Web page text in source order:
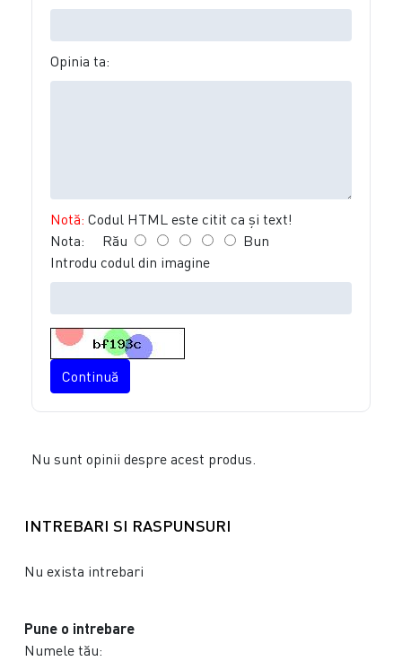
Opinia ta:
Notă: Codul HTML este citit ca şi text!
Nota: Rău
Bun
Introdu codul din imagine
Continuă
Nu sunt opinii despre acest produs.
INTREBARI SI RASPUNSURI
Nu exista intrebari
Pune o intrebare
Numele tău: